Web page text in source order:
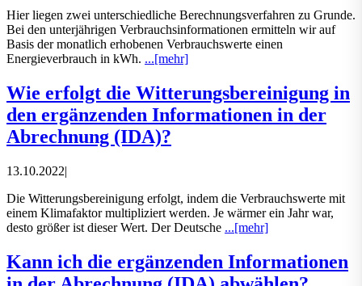
Hier liegen zwei unterschiedliche Berechnungsverfahren zu Grunde.
Bei den unterjährigen Verbrauchsinformationen ermitteln wir auf
Basis der monatlich erhobenen Verbrauchswerte einen
Energieverbrauch in kWh. ...[mehr]
Wie erfolgt die Witterungsbereinigung in
den ergänzenden Informationen in der
Abrechnung (IDA)?
13.10.2022|
Die Witterungsbereinigung erfolgt, indem die Verbrauchswerte mit
einem Klimafaktor multipliziert werden. Je wärmer ein Jahr war,
desto größer ist dieser Wert. Der Deutsche ...[mehr]
Kann ich die ergänzenden Informationen